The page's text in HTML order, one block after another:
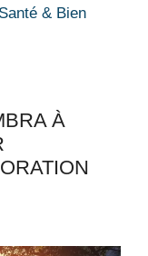
Santé & Bien
À